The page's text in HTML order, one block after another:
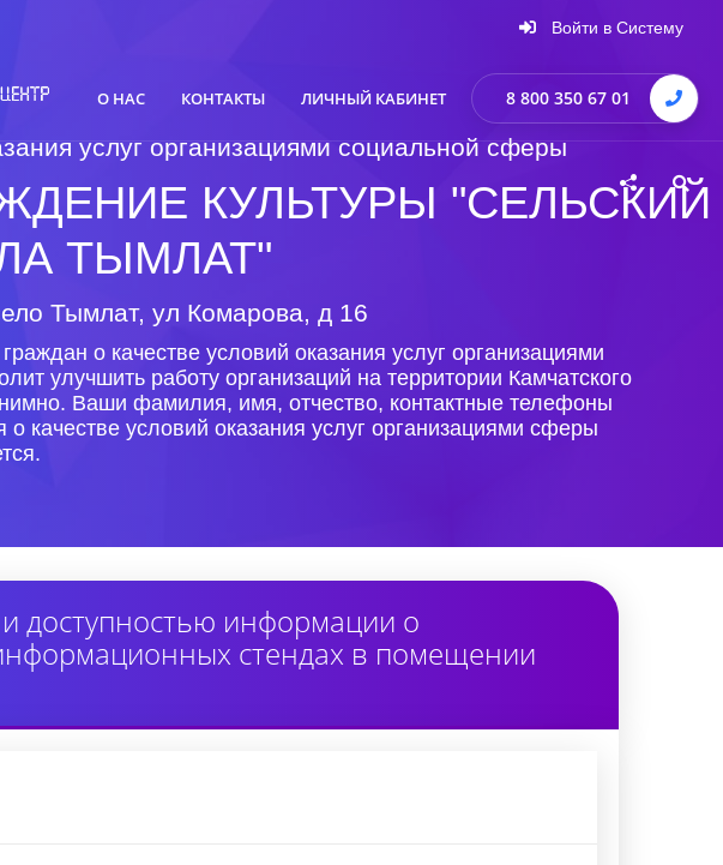
Войти в Систему
О НАС КОНТАКТЫ ЛИЧНЫЙ КАБИНЕТ 8 800 350 67 01
услуг организациями социальной сферы
КУЛЬТУРЫ "СЕЛЬСКИЙ
ТЫМЛАТ"
Тымлат, ул Комарова, д 16
о качестве условий оказания услуг организациями
улучшить работу организаций на территории Камчатского
Ваши фамилия, имя, отчество, контактные телефоны
качестве условий оказания услуг организациями сферы
доступностью информации о
стендах в помещении